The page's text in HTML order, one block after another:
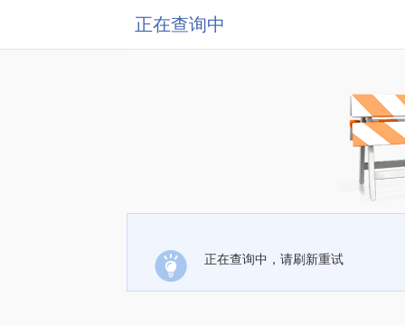
正在查询中
正在查询中，请刷新重试